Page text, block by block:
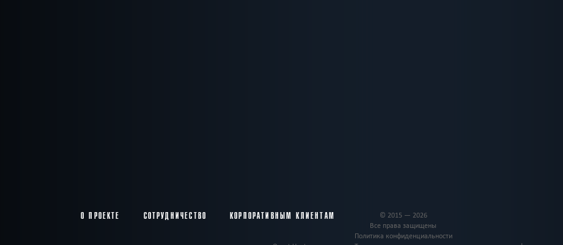
О ПРОЕКТЕ СОТРУДНИЧЕСТВО КОРПОРАТИВНЫМ КЛИЕНТАМ
© 2015 — 2026
Все права защищены
Политика конфиденциальности